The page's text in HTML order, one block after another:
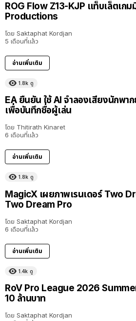
ROG Flow Z13-KJP แท็บเล็ตเกม
Productions
โดย Saktaphat Kordjan
5 เดือนที่แล้ว
อ่านเพิ่มเติม
1.8k ดู
EA ยืนยัน ใช้ AI จำลองเสียงนักพา
เพื่อบันทึกชื่อผู้เล่น
โดย Thitirath Kinaret
6 เดือนที่แล้ว
อ่านเพิ่มเติม
1.8k ดู
MagicX เผยภาพเรนเดอร์ Two
Two Dream Pro
โดย Saktaphat Kordjan
6 เดือนที่แล้ว
อ่านเพิ่มเติม
1.4k ดู
RoV Pro League 2026
10 ล้านบาท
โดย Saktaphat Kordjan